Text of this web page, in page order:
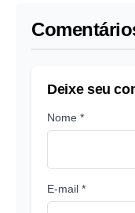
Deixe seu
Nome *
E-mail *